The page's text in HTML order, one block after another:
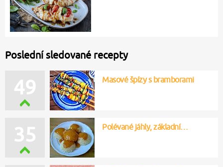
Poslední sledované recepty
49 Masové špízy s bramborami
35 Polévané jáhly, základní…